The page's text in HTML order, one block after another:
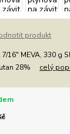
produkt
16" MEVA, 330 g
28% celý